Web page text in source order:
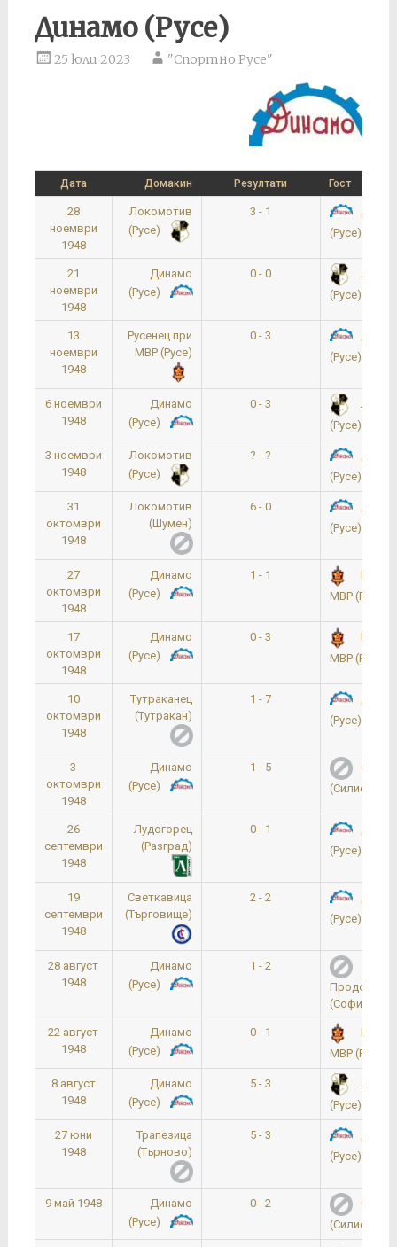
Динамо (Русе)
25 юли 2023 "Спортно Русе"
Дата Домакин Резултати Гост
28
ноември
1948
Локомотив
(Русе)
3 - 1
(Русе)
21
ноември
1948
Динамо
(Русе)
0 - 0
(Русе)
13
ноември
1948
Русенец при
МВР (Русе)
0 - 3
(Русе)
6 ноември
1948
Динамо
(Русе)
0 - 3
(Русе)
3 ноември
1948
Локомотив
(Русе)
? - ?
(Русе)
31
октомври
1948
Локомотив
(Шумен)
6 - 0
(Русе)
27
октомври
1948
Динамо
(Русе)
1 - 1
МВР (Русе)
17
октомври
1948
Динамо
(Русе)
0 - 3
МВР (Русе)
10
октомври
1948
Тутраканец
(Тутракан)
1 - 7
(Русе)
3
октомври
1948
Динамо
(Русе)
1 - 5
(Силистра)
26
септември
1948
Лудогорец
(Разград)
0 - 1
(Русе)
19
септември
1948
Светкавица
(Търговище)
2 - 2
(Русе)
28 август
1948
Динамо
(Русе)
1 - 2
(София)
22 август
1948
Динамо
(Русе)
0 - 1
МВР (Русе)
8 август
1948
Динамо
(Русе)
5 - 3
(Русе)
27 юни
1948
Трапезица
(Търново)
5 - 3
(Русе)
9 май 1948
Динамо
(Русе)
0 - 2
(Силистра)